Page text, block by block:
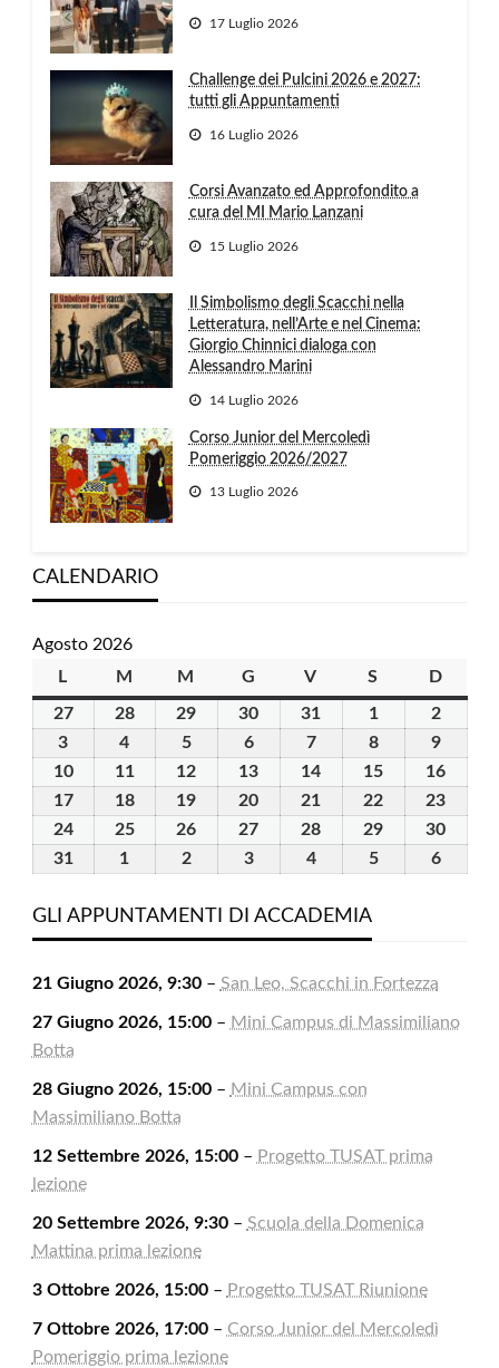
17 Luglio 2026
Challenge dei Pulcini 2026 e 2027:
tutti gli Appuntamenti
16 Luglio 2026
Corsi Avanzato ed Approfondito a
cura del MI Mario Lanzani
15 Luglio 2026
Il Simbolismo degli Scacchi nella
Letteratura, nell’Arte e nel Cinema:
Giorgio Chinnici dialoga con
Alessandro Marini
14 Luglio 2026
Corso Junior del Mercoledì
Pomeriggio 2026/2027
13 Luglio 2026
CALENDARIO
Agosto 2026
L
M martedì
M mercoledì
G giovedìV venerdì
S sabatoD
2727
Luglio
2026
2828
29 30 31 11
Agosto
2026
22
Agosto
2026
3
Agosto
2026
4
Agosto
2026
55
Agosto
2026
66
Agosto
2026
77
Agosto
2026
88
Agosto
2026
99
Agosto
2026
1010
Agosto
2026
1111
Agosto
2026
12
Agosto
13
Agosto
14
Agosto
15
Agosto
16
1717
Agosto
1818
Agosto
19
Agosto
20
Agosto
21
Agosto
22
Agosto
23
2424
Agosto
2525
Agosto
26
Agosto
27
Agosto
28
Agosto
29
Agosto
30
3131
2026
1
2026
22
2026
33
2026
44
2026
55
66
GLI APPUNTAMENTI DI ACCADEMIA
21 Giugno 2026, 9:30– San Leo, Scacchi in Fortezza
27 Giugno 2026, 15:00– Mini Campus di Massimiliano
Botta
28 Giugno 2026, 15:00– Mini Campus con
Massimiliano Botta
12 Settembre 2026, 15:00– Progetto TUSAT prima
lezione
20 Settembre 2026, 9:30– Scuola della Domenica
Mattina prima lezione
3 Ottobre 2026, 15:00– Progetto TUSAT Riunione
7 Ottobre 2026, 17:00– Corso Junior del Mercoledì
Pomeriggio prima lezione